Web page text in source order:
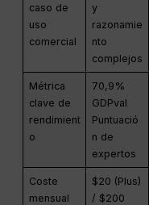
caso de
uso
comercial
y
razonamie
nto
complejos
Métrica
clave de
rendimient
o
70,9%
GDPval
Puntuació
n de
expertos
Coste
mensual
$20 (Plus)
/ $200